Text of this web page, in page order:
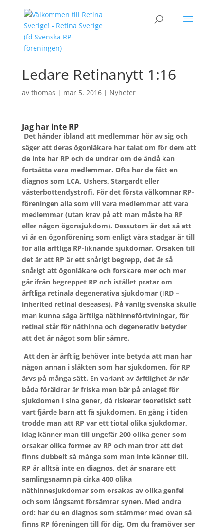
Ledare Retinanytt 1:16
av thomas | mar 5, 2016| Nyheter
Jag har inte RP
Det händer ibland att medlemmar hör av sig och
säger att deras ögonläkare har talat om för dem att
de inte har RP och de undrar om de ändå kan
fortsätta vara medlemmar. Ofta har de fått en
diagnos som LCA, Ushers, Stargardt eller
västerbottendystrofi. För det första välkomnar RP-
föreningen alla som vill vara medlemmar att vara
medlemmar (utan krav på att man måste ha RP
eller någon ögonsjukdom). Dessutom är det så att
vi är en ögonförening som enligt våra stadgar är till
för alla ärftliga RP-liknande sjukdomar. Orsaken till
det är att RP är ett snårigt begrepp, det är så
snårigt att ögonläkare och forskare mer och mer
går ifrån begreppet RP och istället pratar om
ärftliga retinala degenerativa sjukdomar (IRD –
inherited retinal deseases). På vanlig svenska skulle
man kunna säga ärftliga näthinneförtviningar, för
retinal står för näthinna och degenerativ betyder
att det är något som blir sämre.
Att den är ärftlig behöver inte betyda att man har
någon annan i släkten som har sjukdomen, för RP
ärvs på många sätt. En variant av ärftlighet är när
båda föräldrar är friska men bär på anlaget för
sjukdomen i sina gener, då riskerar teoretiskt sett
vart fjärde barn att få sjukdomen. En gång i tiden
trodde man att RP var ett tiotal olika sjukdomar,
idag känner man till ungefär 200 olika gener som
orsakar olika former av RP och man tror att det
finns dubbelt så många som man inte känner till.
RP är alltså inte en diagnos, det är snarare ett
samlingsnamn på cirka 400 olika
näthinnesjukdomar som orsakas av olika genfel
och som långsamt försämrar synen. Med andra
ord: har du en diagnos som stämmer med ovan så
finns RP föreningen till för dig. Om du framöver ser